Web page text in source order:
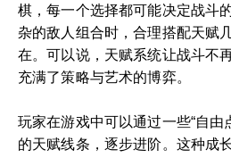
棋，每一个选择都可能决定战斗
杂的敌人组合时，合理搭配天赋
在。可以说，天赋系统让战斗不
充满了策略与艺术的博弈。
玩家在游戏中可以通过一些“自由
的天赋线条，逐步进阶。这种成